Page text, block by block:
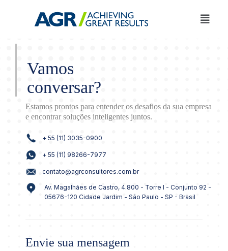
Vamos
conversar?
Estamos prontos para entender os desafios da sua empresa
e encontrar soluções inteligentes juntos.
+ 55 (11) 3035-0900
+ 55 (11) 98266-7977
contato@agrconsultores.com.br
Av. Magalhães de Castro, 4.800 - Torre I - Conjunto 92 -
05676-120 Cidade Jardim - São Paulo - SP - Brasil
Envie sua mensagem